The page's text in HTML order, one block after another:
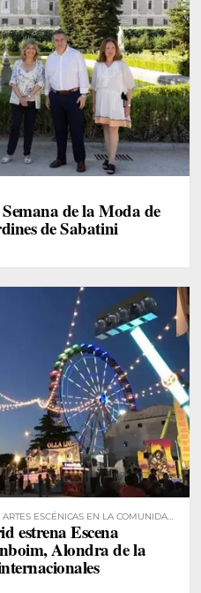
de la Moda de
de Sabatini
ESCÉNICAS EN LA COMUNIDAD
estrena Escena
Alondra de la